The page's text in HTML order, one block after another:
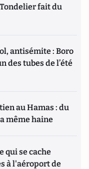
fait du
antisémite : Boro
des tubes de l’été
au Hamas : du
même haine
qui se cache
à l'aéroport de